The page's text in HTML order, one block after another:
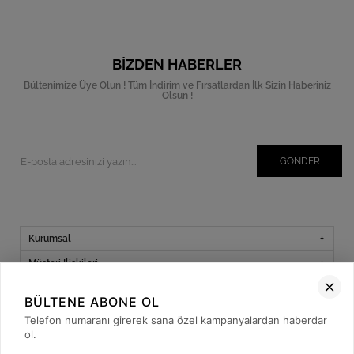
BIZDEN HABERLER
Bültenimize Üye Olun ! Tüm İndirim ve Fırsatlardan İlk Sizin Haberiniz
Olsun !
GÖNDER
Kurumsal
Müşteri İlişkileri
Sosyal Medya
BÜLTENE ABONE OL
Telefon numaranı girerek sana özel kampanyalardan haberdar
ol.